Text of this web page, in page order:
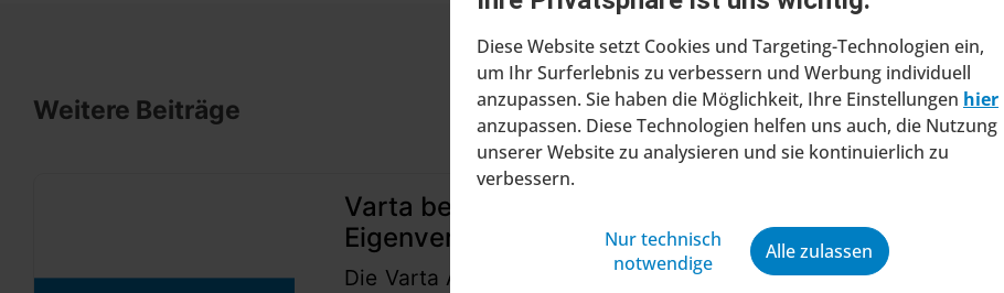
Diese Website setzt Cookies und Targeting-Technologien ein,
um Ihr Surferlebnis zu verbessern und Werbung individuell
anzupassen. Sie haben die Möglichkeit, Ihre Einstellungen hier
anzupassen. Diese Technologien helfen uns auch, die Nutzung
unserer Website zu analysieren und sie kontinuierlich zu
verbessern.
Nur technisch
notwendige
Alle zulassen
Weitere Beiträge
Varta beantragt Insolvenzverfahren in
Eigenverwaltung
Die Varta AG hat beim Amtsgericht Stuttgart einen Antrag